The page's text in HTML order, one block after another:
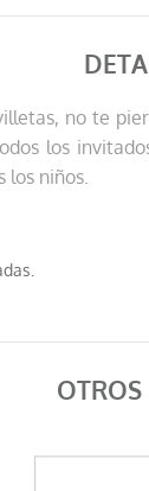
no te
los
los niños.